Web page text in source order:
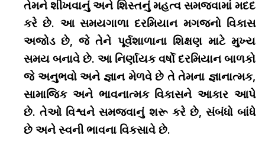
તેમને શીખવાનું અને શિસ્તનું મહત્વ સમજવામાં મદદ
કરે છે. આ સમયગાળા દરમિયાન મગજનો વિકાસ
અજોડ છે, જે તેને પૂર્વશાળાના શિક્ષણ માટે મુખ્ય
સમય બનાવે છે. આ નિર્ણાયક વર્ષો દરમિયાન બાળકો
જે અનુભવો અને જ્ઞાન મેળવે છે તે તેમના જ્ઞાનાત્મક,
સામાજિક અને ભાવનાત્મક વિકાસને આકાર આપે
છે. તેઓ વિશ્વને સમજવાનું શરૂ કરે છે, સંબંધો બાંધે
છે અને સ્વની ભાવના વિકસાવે છે.